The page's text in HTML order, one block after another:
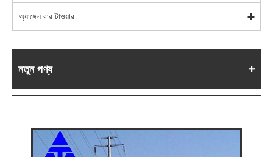
অ্যাঙ্গেল বার টাওয়ার
নতুন পণ্য